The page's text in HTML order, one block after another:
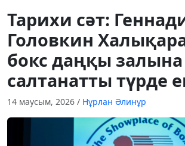
Тарихи сәт:
Головкин
бокс даңқы залына
салтанатты түрде
14 маусым, 2026 / Нұрлан Әлинұр